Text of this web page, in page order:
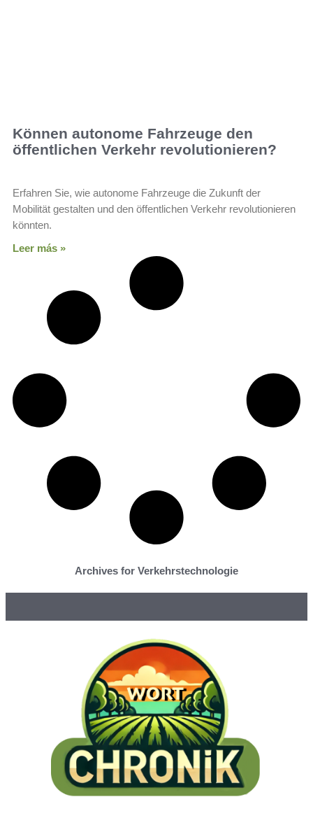
Können autonome Fahrzeuge den
öffentlichen Verkehr revolutionieren?
Erfahren Sie, wie autonome Fahrzeuge die Zukunft der
Mobilität gestalten und den öffentlichen Verkehr revolutionieren
könnten.
Leer más »
Archives for Verkehrstechnologie